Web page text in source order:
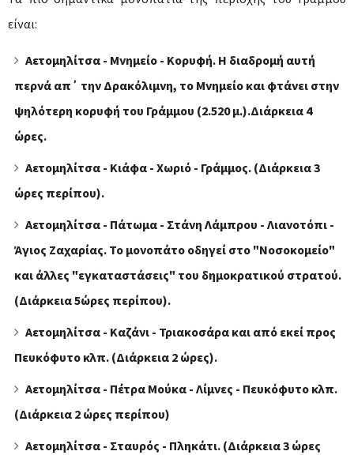
είναι:
Αετομηλίτσα - Μνημείο - Κορυφή. Η διαδρομή αυτή
περνά απ΄ την Δρακόλιμνη, το Μνημείο και φτάνει στην
ψηλότερη κορυφή του Γράμμου (2.520 μ.).Διάρκεια 4
ώρες.
Αετομηλίτσα - Κιάφα - Χωριό - Γράμμος. (Διάρκεια 3
ώρες περίπου).
Αετομηλίτσα - Πάτωμα - Στάνη Λάμπρου - Λιανοτόπι -
Άγιος Ζαχαρίας. Το μονοπάτο οδηγεί στο "Νοσοκομείο"
και άλλες "εγκαταστάσεις" του δημοκρατικού στρατού.
(Διάρκεια 5ώρες περίπου).
Αετομηλίτσα - Καζάνι - Τριακοσάρα και από εκεί προς
Πευκόφυτο κλπ. (Διάρκεια 2 ώρες).
Αετομηλίτσα - Πέτρα Μούκα - Λίμνες - Πευκόφυτο κλπ.
(Διάρκεια 2 ώρες περίπου)
Αετομηλίτσα - Σταυρός - Πληκάτι. (Διάρκεια 3 ώρες